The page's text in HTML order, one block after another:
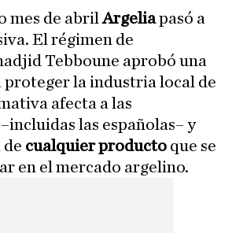
mes de abrilArgeliapasó a
El régimen de
Tebboune aprobó una
proteger la industria local de
afecta a las
las españolas– y
de cualquier producto que se
en el mercado argelino.